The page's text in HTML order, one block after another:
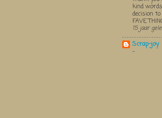
kind
decision
FAVE
15 jaar
Scrap-joy
-